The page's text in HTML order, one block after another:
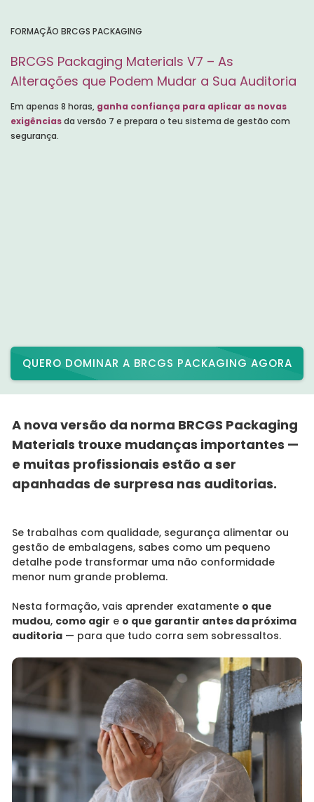
FORMAÇÃO BRCGS PACKAGING
BRCGS Packaging Materials V7 – As
Alterações que Podem Mudar a Sua Auditoria
Em apenas 8 horas, ganha confiança para aplicar as novas
exigênciasda versão 7 e prepara o teu sistema de gestão com
segurança.
QUERO DOMINAR A BRCGS PACKAGING AGORA
A nova versão da norma BRCGS Packaging
Materials trouxe mudanças importantes —
e muitas profissionais estão a ser
apanhadas de surpresa nas auditorias.
Se trabalhas com qualidade, segurança alimentar ou
gestão de embalagens, sabes como um pequeno
detalhe pode transformar uma não conformidade
menor num grande problema.
Nesta formação, vais aprender exatamente o que
mudou, como agir e o que garantir antes da próxima
auditoria — para que tudo corra sem sobressaltos.